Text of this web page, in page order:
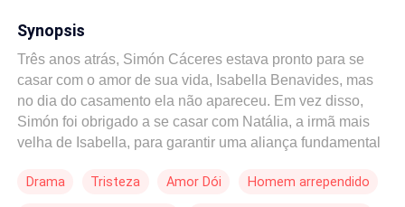
Synopsis
Três anos atrás, Simón Cáceres estava pronto para se
casar com o amor de sua vida, Isabella Benavides, mas
no dia do casamento ela não apareceu. Em vez disso,
Simón foi obrigado a se casar com Natália, a irmã mais
velha de Isabella, para garantir uma aliança fundamental
interrompida pelo aparecimento inesperado de Isabella,
Drama Tristeza Amor Dói Homem arrependido